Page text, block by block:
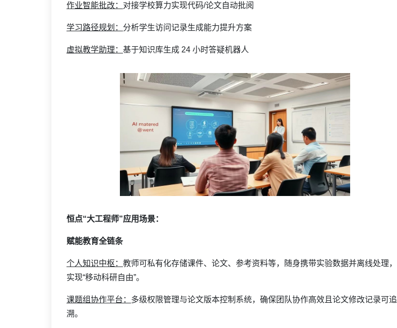
作业智能批改： 对接学校算力实现代码/论文自动批阅
学习路径规划： 分析学生访问记录生成能力提升方案
虚拟教学助理： 基于知识库生成 24 小时答疑机器人
恒点“大工程师”应用场景：
赋能教育全链条
个人知识中枢： 教师可私有化存储课件、论文、参考资料等，随身携带实验数据并离线处理，
实现“移动科研自由”。
课题组协作平台： 多级权限管理与论文版本控制系统，确保团队协作高效且论文修改记录可追
溯。